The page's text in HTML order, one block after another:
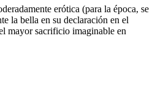
erótica (para la época, se
la bella en su declaración en el
mayor sacrificio imaginable en